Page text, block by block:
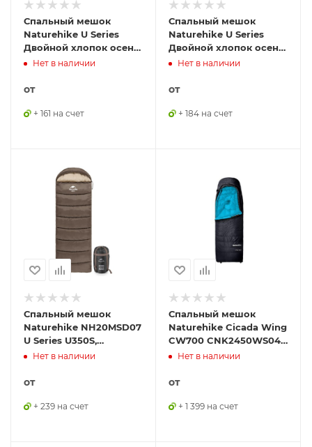
Спальный мешок
Naturehike U Series
Двойной хлопок осень-
зима голубой U350,
6927595774922
Нет в наличии
от
+ 161 на счет
Спальный мешок
Naturehike U Series
Двойной хлопок осень-
зима голубой U250S,
6927595774939
Нет в наличии
от
+ 184 на счет
Спальный мешок
Naturehike NH20MSD07
U Series U350S,
коричневый, молния
Нет в наличии
от
+ 239 на счет
Спальный мешок
Naturehike Cicada Wing
CW700 CNK2450WS048
утиный пух черный M,
Нет в наличии
от
+ 1 399 на счет